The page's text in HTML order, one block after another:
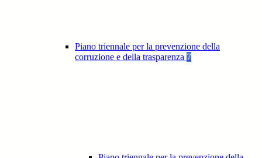
Piano triennale per la prevenzione della
corruzione e della trasparenza 7